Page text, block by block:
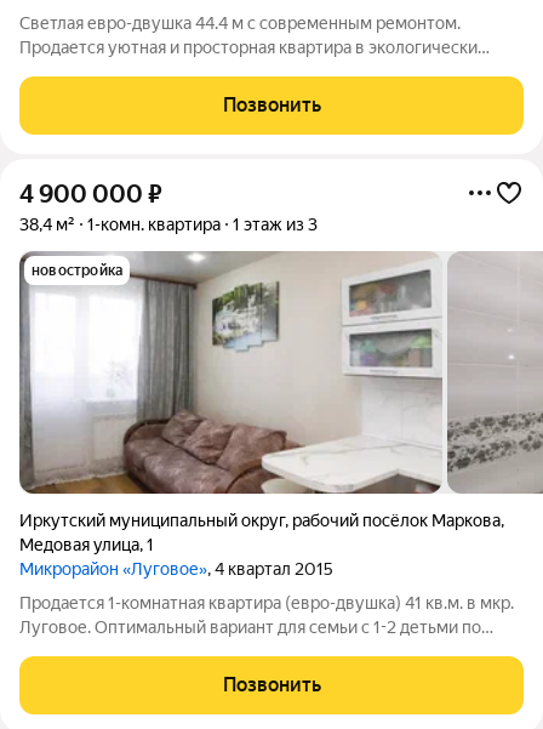
Светлая евро-двушка 44.4 м с современным ремонтом.
Продается уютная и просторная квартира в экологически
Идеальный вариант для тех, кто ищет жилье формата
«заезжай и живи» без дополнительных
Позвонить
4 900 000 ₽
38,4 м² 1-комн. квартира 1 этаж из 3
новостройка
Иркутский муниципальный округ, рабочий посёлок Маркова,
Медовая улица,1
Микрорайон «Луговое», 4 квартал 2015
Продается 1-комнатная квартира (евро-двушка) 41 кв.м. в мкр.
Луговое. Оптимальный вариант для семьи с 1-2 детьми по
монолитный дом 2012 года постройки. Площадь: 41 кв м (с
учетом балкона) Этаж: 1/3
Позвонить